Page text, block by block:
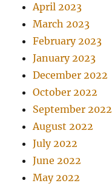
April 2023
March 2023
February 2023
January 2023
December 2022
October 2022
September 2022
August 2022
July 2022
June 2022
May 2022